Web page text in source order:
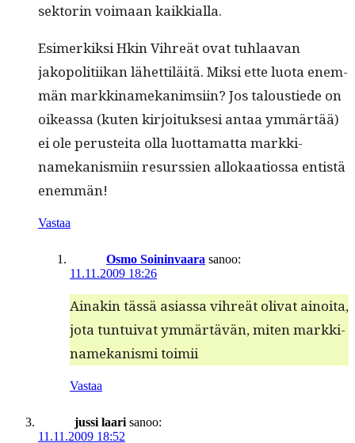
sek­torin voimaan kaikkialla.
Esimerkik­si Hkin Vihreät ovat tuh­laa­van
jakopoli­ti­ikan lähet­tiläitä. Mik­si ette luo­ta enem­
män markki­namekan­im­si­in? Jos taloustiede on
oike­as­sa (kuten kir­joituk­sesi antaa ymmärtää)
ei ole perustei­ta olla luot­ta­mat­ta markki­
namekanis­mi­in resurssien allokaa­tios­sa entistä
enemmän!
Vastaa
Osmo Soininvaara sanoo:
11.11.2009 18:26
Ainakin tässä asi­as­sa vihreät oli­vat ain­oi­ta,
jota tun­tu­i­v­at ymmärtävän, miten markki­
namekanis­mi toimii
Vastaa
jussi laari sanoo:
11.11.2009 18:52